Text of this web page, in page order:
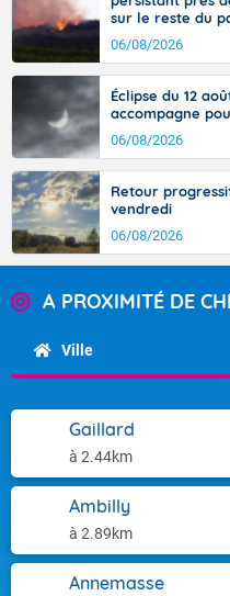
sur le reste du
06/08/2026
Éclipse du 12
accompagne
06/08/2026
Retour
vendredi
06/08/2026
A PROXIMITÉ DE
Ville
Gaillard
à 2.44km
Ambilly
à 2.89km
Annemasse